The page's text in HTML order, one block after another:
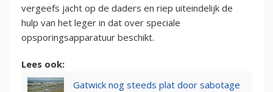
vergeefs jacht op de daders en riep uiteindelijk de
hulp van het leger in dat over speciale
opsporingsapparatuur beschikt.
Lees ook:
Gatwick nog steeds plat door sabotage